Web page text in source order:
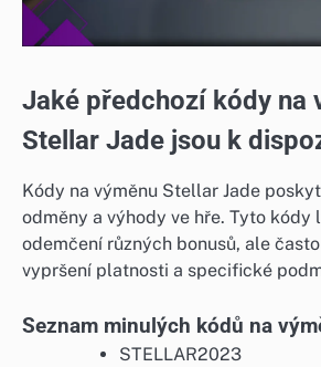
Jaké předchozí kódy na
Stellar Jade jsou k
Kódy na výměnu Stellar Jade
odměny a výhody ve hře. Tyto kódy
odemčení různých bonusů, ale
vypršení platnosti a specifické
Seznam minulých kódů na
STELLAR2023